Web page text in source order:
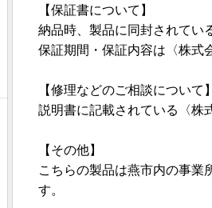
【保証書について】
納品時、製品に同封されてい
保証期間・保証内容は〈株式
【修理などのご相談について】
説明書に記載されている〈株
【その他】
こちらの製品は燕市内の事業
す。